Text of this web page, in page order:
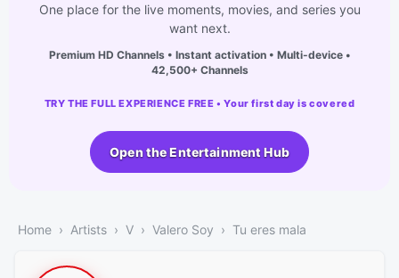
One place for the live moments, movies, and series you
want next.
Premium HD Channels • Instant activation • Multi-device •
42,500+ Channels
TRY THE FULL EXPERIENCE FREE • Your first day is covered
Open the Entertainment Hub
Home Artists V Valero Soy Tu eres mala